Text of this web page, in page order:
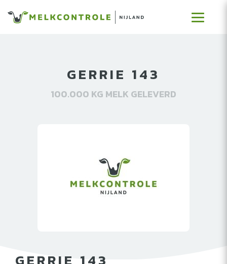
GERRIE 143
100.000 KG MELK GELEVERD